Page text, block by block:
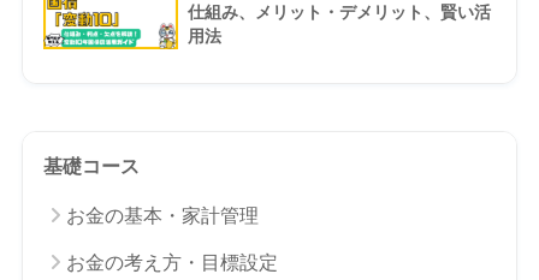
仕組み、メリット・デメリット、賢い活
用法
基礎コース
お金の基本・家計管理
お金の考え方・目標設定